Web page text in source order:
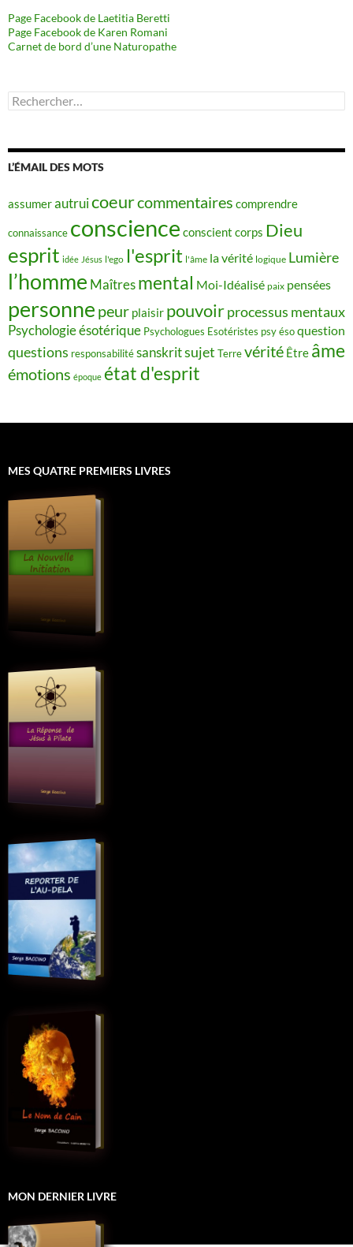
Page Facebook de Laetitia Beretti
Page Facebook de Karen Romani
Carnet de bord d’une Naturopathe
Rechercher :
L’ÉMAIL DES MOTS
assumerautruicoeurcommentaires comprendre
connaissance conscience conscient corps Dieu
esprit idée Jésus l'ego l'esprit l'âme la vérité logique Lumière
l’homme Maîtres mental Moi-Idéalisé paix pensées
personne peur plaisir pouvoirprocessus mentaux
Psychologie ésotérique Psychologues Esotéristes psy ésoquestion
questions responsabilitésanskritsujet Terrevérité Être âme
émotions époque état d'esprit
MES QUATRE PREMIERS LIVRES
MON DERNIER LIVRE